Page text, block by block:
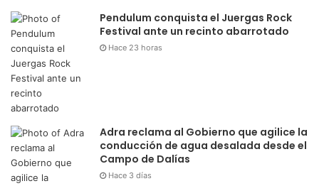
Pendulum conquista el Juergas Rock
Festival ante un recinto abarrotado
Hace 23 horas
Adra reclama al Gobierno que agilice la
conducción de agua desalada desde el
Campo de Dalías
Hace 3 días